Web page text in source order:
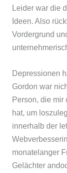
Leider war die
Ideen. Also
Vordergrund
Depressionen
Gordon war
Person, die mir
hat, um
innerhalb der
monatelanger
Gelächter